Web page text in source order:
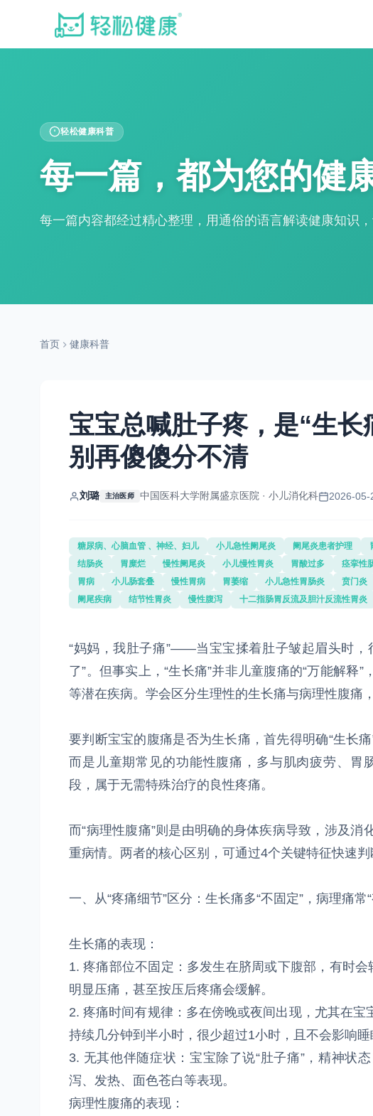
轻松健康科普
每一篇，都为您的健
每一篇内容都经过精心整理，用通俗的语言解读健康知识
首页 健康科普
宝宝总喊肚子疼，是“生
别再傻傻分不清
刘璐 主治医师 中国医科大学附属盛京医院 · 小儿消化科 2026-05-
糖尿病、心脑血管 、神经、妇儿 小儿急性阑尾炎 阑尾炎患者护理
结肠炎
胃糜烂 慢性阑尾炎 小儿慢性胃炎 胃酸过多 痉挛性
胃病
小儿肠套叠 慢性胃病 胃萎缩 小儿急性胃肠炎 贲门炎
阑尾疾病
结节性胃炎 慢性腹泻 十二指肠胃反流及胆汁反流性胃炎
“妈妈，我肚子痛”——当宝宝揉着肚子皱起眉头时，
了”。但事实上，“生长痛”并非儿童腹痛的“万能解释
等潜在疾病。学会区分生理性的生长痛与病理性腹痛
要判断宝宝的腹痛是否为生长痛，首先得明确“生长
而是儿童期常见的功能性腹痛，多与肌肉疲劳、胃
段，属于无需特殊治疗的良性疼痛。
而“病理性腹痛”则是由明确的身体疾病导致，涉及
重病情。两者的核心区别，可通过4个关键特征快速判
一、从“疼痛细节”区分：生长痛多“不固定”，病理痛常
生长痛的表现：
1. 疼痛部位不固定：多发生在脐周或下腹部，有时
明显压痛，甚至按压后疼痛会缓解。
2. 疼痛时间有规律：多在傍晚或夜间出现，尤其在
持续几分钟到半小时，很少超过1小时，且不会影响睡
3. 无其他伴随症状：宝宝除了说“肚子痛”，精神状
泻、发热、面色苍白等表现。
病理性腹痛的表现：